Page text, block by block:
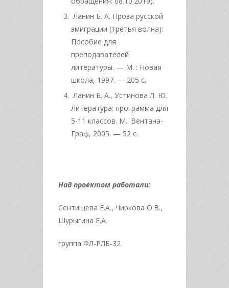
Ланин Б. А. Проза русской
эмиграции (третья волна):
Пособие для
преподавателей
литературы. — М. : Новая
школа, 1997. — 205 с.
Ланин Б. А., Устинова Л. Ю.
Литература: программа для
5-11 классов. М.: Вентана-
Граф, 2005. — 52 с.
Над проектом работали:
Сентищева Е.А., Чиркова О.В.,
Шурыгина Е.А.
группа ФЛ-РЛБ-32